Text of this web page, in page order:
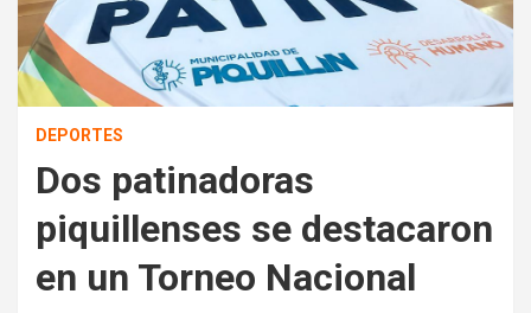
DEPORTES
Dos patinadoras
piquillenses se destacaron
en un Torneo Nacional